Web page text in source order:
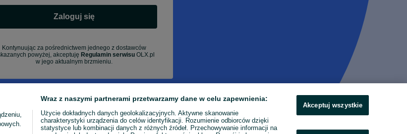
Zaloguj się
Kontynuując za pośrednictwem jednego z dostawców
powyżej, akceptuję Regulamin serwisu OLX.pl
w jego aktualnym brzmieniu.
Wraz z naszymi partnerami przetwarzamy dane w celu zapewnienia:
Użycie dokładnych danych geolokalizacyjnych. Aktywne skanowanie
charakterystyki urządzenia do celów identyfikacji. Rozumienie odbiorców dzięki
statystyce lub kombinacji danych z różnych źródeł. Przechowywanie informacji na
Akceptuj wszystkie